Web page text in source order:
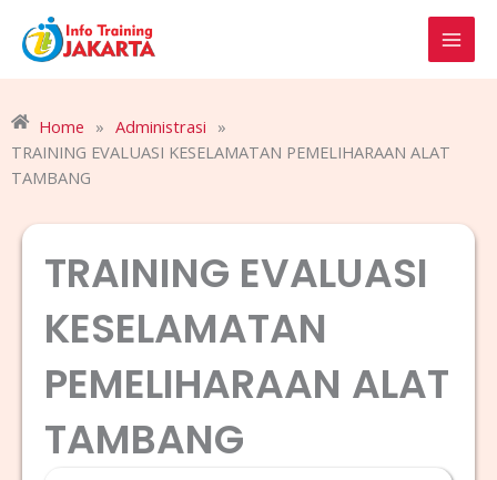
content
Home » Administrasi »
TRAINING EVALUASI KESELAMATAN PEMELIHARAAN ALAT
TAMBANG
TRAINING EVALUASI
KESELAMATAN
PEMELIHARAAN ALAT
TAMBANG